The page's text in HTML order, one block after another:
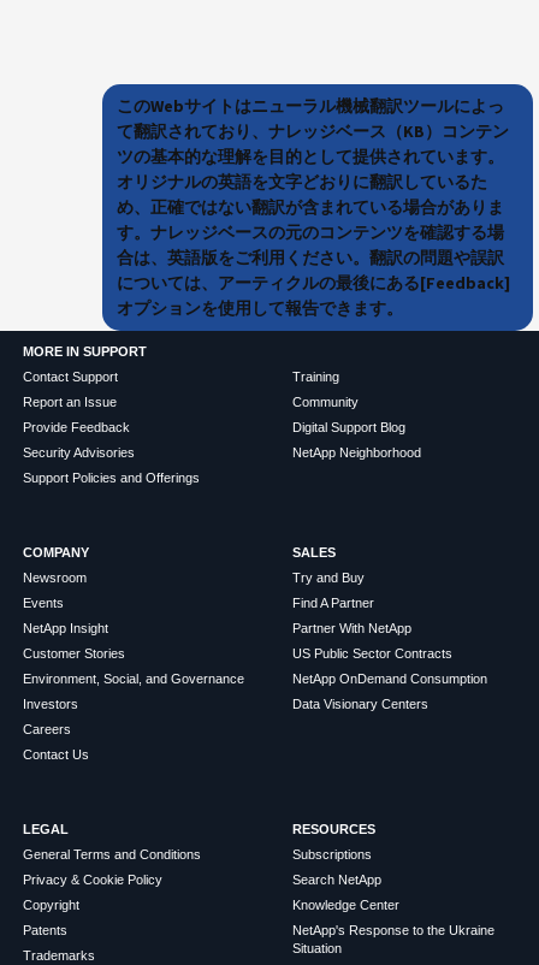
このWebサイトはニューラル機械翻訳ツールによっ
て翻訳されており、ナレッジベース（KB）コンテン
ツの基本的な理解を目的として提供されています。
オリジナルの英語を文字どおりに翻訳しているた
め、正確ではない翻訳が含まれている場合がありま
す。ナレッジベースの元のコンテンツを確認する場
合は、英語版をご利用ください。翻訳の問題や誤訳
については、アーティクルの最後にある[Feedback]
オプションを使用して報告できます。
MORE IN SUPPORT
Contact Support
Report an Issue
Provide Feedback
Security Advisories
Support Policies and Offerings
Training
Community
Digital Support Blog
NetApp Neighborhood
COMPANY
Newsroom
Events
NetApp Insight
Customer Stories
Environment, Social, and Governance
Investors
Careers
Contact Us
SALES
Try and Buy
Find A Partner
Partner With NetApp
US Public Sector Contracts
NetApp OnDemand Consumption
Data Visionary Centers
LEGAL
General Terms and Conditions
Privacy & Cookie Policy
Copyright
Patents
Trademarks
RESOURCES
Subscriptions
Search NetApp
Knowledge Center
NetApp's Response to the Ukraine
Situation